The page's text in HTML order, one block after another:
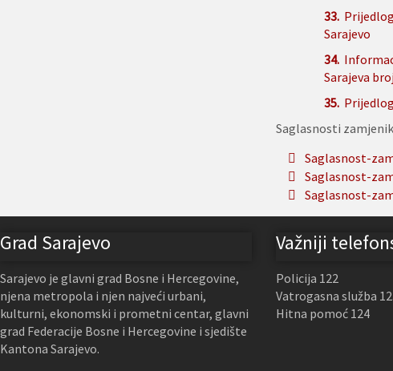
33.
Sarajevo
34.
Sarajeva
35.
Saglasnosti
Saglasnost-
Saglasnost-
Saglasnost-
Grad Sarajevo
Sarajevo je glavni grad Bosne i Hercegovine,
njena metropola i njen najveći urbani,
kulturni, ekonomski i prometni centar, glavni
grad Federacije Bosne i Hercegovine i sjedište
Kantona Sarajevo.
Važniji
Policija 122
Vatrogasna služba
Hitna pomoć 124